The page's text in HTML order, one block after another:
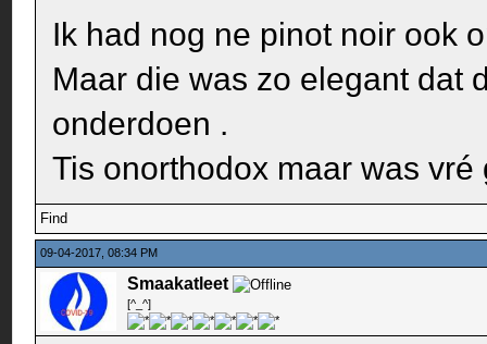
Ik had nog ne pinot noir ook
Maar die was zo elegant dat
onderdoen .
Tis onorthodox maar was
Find
09-04-2017, 08:34 PM
Smaakatleet
[^_^]